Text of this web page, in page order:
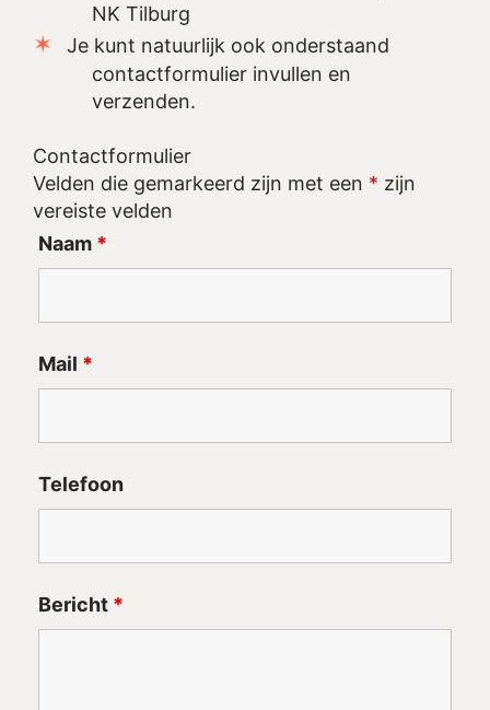
NK Tilburg
Je kunt natuurlijk ook onderstaand
contactformulier invullen en
verzenden.
Contactformulier
Velden die gemarkeerd zijn met een * zijn
vereiste velden
Naam *
Mail *
Telefoon
Bericht *